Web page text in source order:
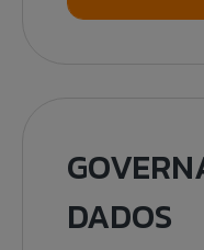
DADOS
Fale
Talk
Banco